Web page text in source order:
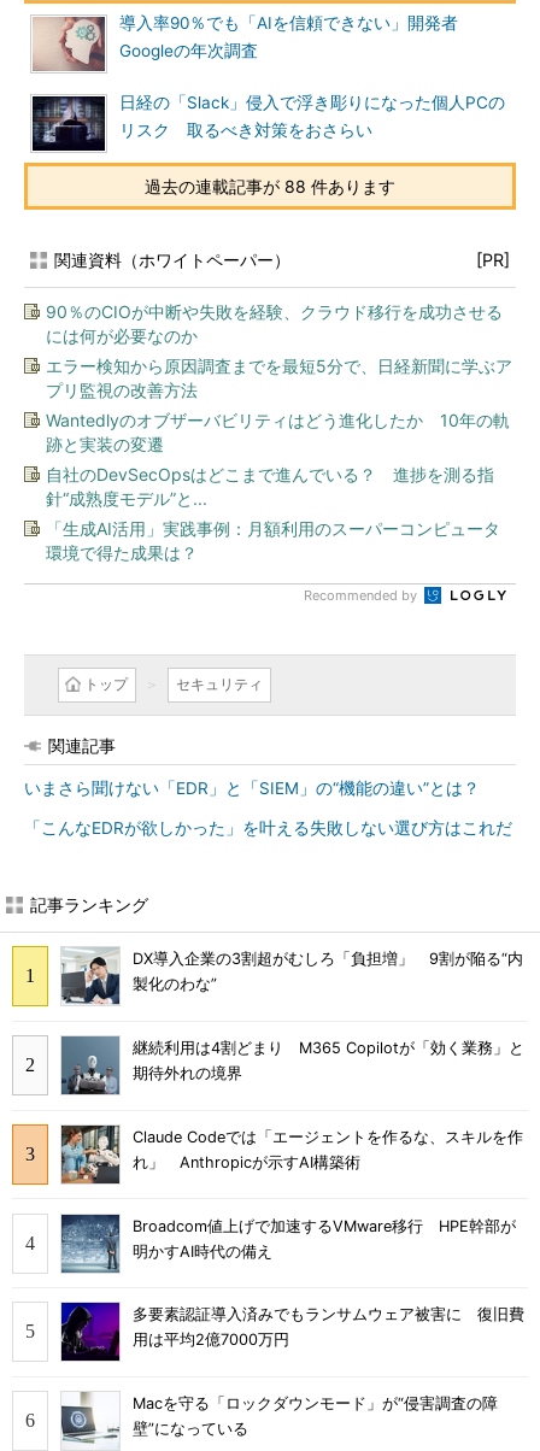
導入率90％でも「AIを信頼できない」開発者
Googleの年次調査
日経の「Slack」侵入で浮き彫りになった個人PCの
リスク 取るべき対策をおさらい
過去の連載記事が 88 件あります
関連資料（ホワイトペーパー） [PR]
90％のCIOが中断や失敗を経験、クラウド移行を成功させる
には何が必要なのか
エラー検知から原因調査までを最短5分で、日経新聞に学ぶア
プリ監視の改善方法
Wantedlyのオブザーバビリティはどう進化したか 10年の軌
跡と実装の変遷
自社のDevSecOpsはどこまで進んでいる？ 進捗を測る指
針“成熟度モデル”と...
「生成AI活用」実践事例：月額利用のスーパーコンピュータ
環境で得た成果は？
Recommended by
トップ セキュリティ
関連記事
いまさら聞けない「EDR」と「SIEM」の“機能の違い”とは？
「こんなEDRが欲しかった」を叶える失敗しない選び方はこれだ
記事ランキング
DX導入企業の3割超がむしろ「負担増」 9割が陥る“内
製化のわな”
継続利用は4割どまり M365 Copilotが「効く業務」と
期待外れの境界
Claude Codeでは「エージェントを作るな、スキルを作
れ」 Anthropicが示すAI構築術
Broadcom値上げで加速するVMware移行 HPE幹部が
明かすAI時代の備え
多要素認証導入済みでもランサムウェア被害に 復旧費
用は平均2億7000万円
Macを守る「ロックダウンモード」が“侵害調査の障
壁”になっている